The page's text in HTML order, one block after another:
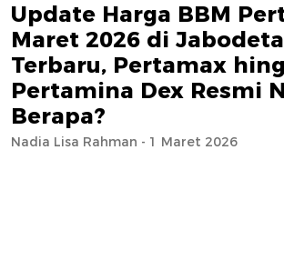
Update Harga BBM
Maret 2026 di
Terbaru, Pertamax
Pertamina Dex Resmi
Berapa?
Nadia Lisa Rahman - 1 Maret 2026